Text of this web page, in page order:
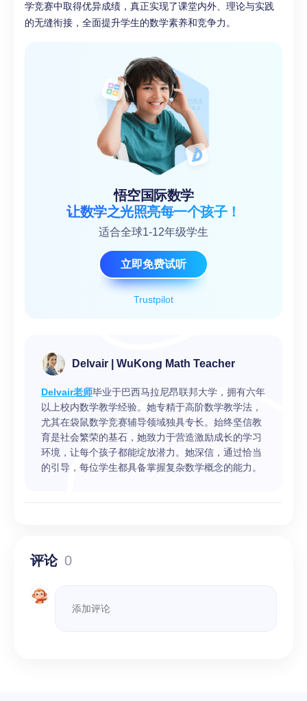
学竞赛中取得优异成绩，真正实现了课堂内外、理论与实践
的无缝衔接，全面提升学生的数学素养和竞争力。
Trustpilot
悟空国际数学
让数学之光照亮每一个孩子！
适合全球1-12年级学生
立即免费试听
Delvair | WuKong Math Teacher
Delvair老师毕业于巴西马拉尼昂联邦大学，拥有六年
以上校内数学教学经验。她专精于高阶数学教学法，
尤其在袋鼠数学竞赛辅导领域独具专长。始终坚信教
育是社会繁荣的基石，她致力于营造激励成长的学习
环境，让每个孩子都能绽放潜力。她深信，通过恰当
的引导，每位学生都具备掌握复杂数学概念的能力。
评论 0